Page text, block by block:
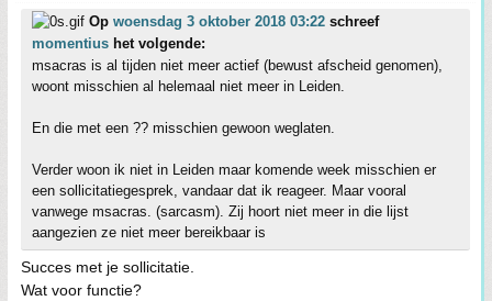
Op woensdag 3 oktober 2018 03:22 schreef
momentius het volgende:
msacras is al tijden niet meer actief (bewust afscheid genomen),
woont misschien al helemaal niet meer in Leiden.
En die met een ?? misschien gewoon weglaten.
Verder woon ik niet in Leiden maar komende week misschien er
een sollicitatiegesprek, vandaar dat ik reageer. Maar vooral
vanwege msacras. (sarcasm). Zij hoort niet meer in die lijst
aangezien ze niet meer bereikbaar is
Succes met je sollicitatie.
Wat voor functie?